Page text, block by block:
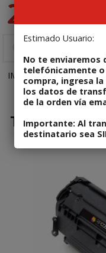
Estimado Usuario:
No te enviaremos
telefónicamente
compra, ingresa
los datos de
de la orden vía
Importante: Al
destinatario sea
IMPRESORAS Tinta,
TONER